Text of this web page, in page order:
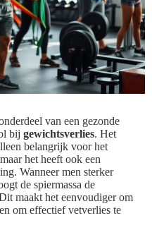
van een gezonde
bij gewichtsverlies. Het
belangrijk voor het
het heeft ook een
Wanneer men sterker
de spiermassa de
maakt het eenvoudiger om
om effectief vetverlies te